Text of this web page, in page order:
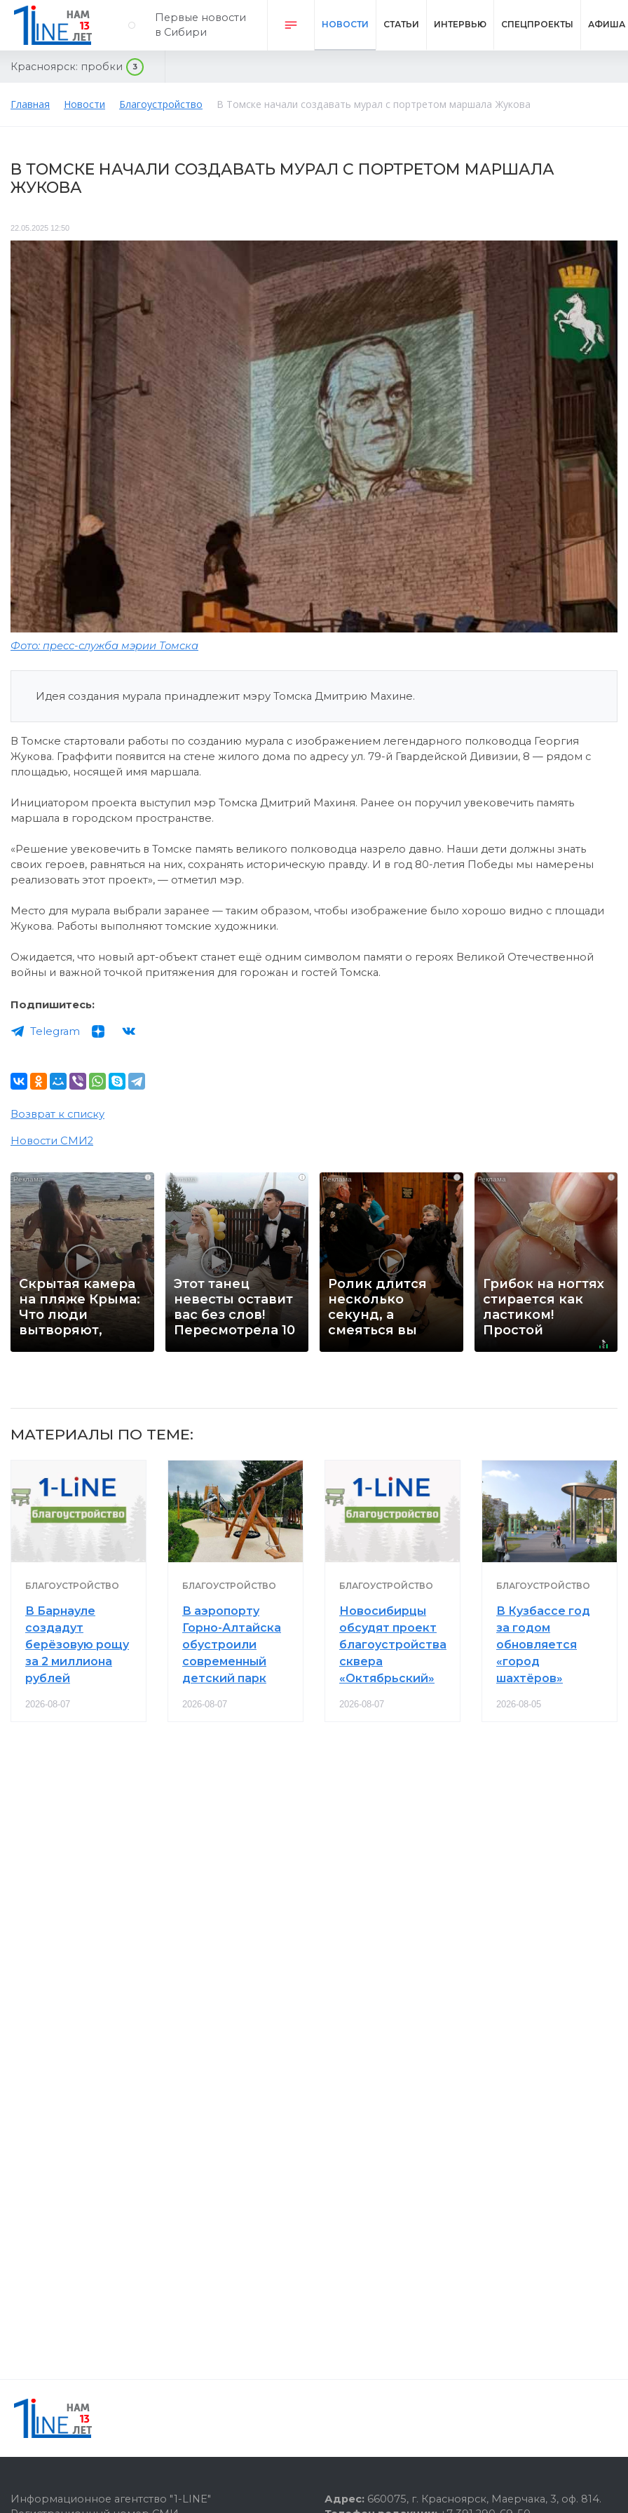
Первые новости
в Сибири
НОВОСТИ СТАТЬИ ИНТЕРВЬЮ СПЕЦПРОЕКТЫ АФИША
Красноярск: пробки 3
Главная Новости Благоустройство В Томске начали создавать мурал с портретом маршала Жукова
В ТОМСКЕ НАЧАЛИ СОЗДАВАТЬ МУРАЛ С ПОРТРЕТОМ МАРШАЛА
ЖУКОВА
22.05.2025 12:50
Фото: пресс-служба мэрии Томска
Идея создания мурала принадлежит мэру Томска Дмитрию Махине.
В Томске стартовали работы по созданию мурала с изображением легендарного полководца Георгия
Жукова. Граффити появится на стене жилого дома по адресу ул. 79-й Гвардейской Дивизии, 8 — рядом с
площадью, носящей имя маршала.
Инициатором проекта выступил мэр Томска Дмитрий Махиня. Ранее он поручил увековечить память
маршала в городском пространстве.
«Решение увековечить в Томске память великого полководца назрело давно. Наши дети должны знать
своих героев, равняться на них, сохранять историческую правду. И в год 80-летия Победы мы намерены
реализовать этот проект», — отметил мэр.
Место для мурала выбрали заранее — таким образом, чтобы изображение было хорошо видно с площади
Жукова. Работы выполняют томские художники.
Ожидается, что новый арт-объект станет ещё одним символом памяти о героях Великой Отечественной
войны и важной точкой притяжения для горожан и гостей Томска.
Подпишитесь:
Telegram
Возврат к списку
Новости СМИ2
i
Скрытая камера
на пляже Крыма:
Что люди
вытворяют,
i
Этот танец
невесты оставит
вас без слов!
Пересмотрела 10
i
Ролик длится
несколько
секунд, а
смеяться вы
i
Грибок на ногтях
стирается как
ластиком!
Простой
домашний метод
МАТЕРИАЛЫ ПО ТЕМЕ:
БЛАГОУСТРОЙСТВО
В Барнауле
создадут
берёзовую рощу
за 2 миллиона
рублей
2026-08-07
БЛАГОУСТРОЙСТВО
В аэропорту
Горно-Алтайска
обустроили
современный
детский парк
2026-08-07
БЛАГОУСТРОЙСТВО
Новосибирцы
обсудят проект
благоустройства
сквера
«Октябрьский»
2026-08-07
БЛАГОУСТРОЙСТВО
В Кузбассе год
за годом
обновляется
«город
шахтёров»
2026-08-05
Информационное агентство "1-LINE"
Адрес: 660075, г. Красноярск, Маерчака, 3, оф. 814.